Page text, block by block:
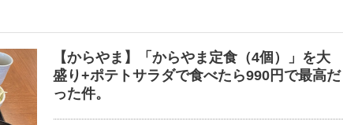
【からやま】「からやま定食（4個）」を大
盛り+ポテトサラダで食べたら990円で最高だ
った件。